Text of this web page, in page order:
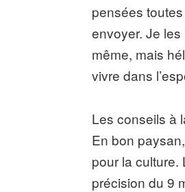
pensées
envoyer. Je
même, mais
vivre dans
Les conseils à
En bon
pour la
précision du 9